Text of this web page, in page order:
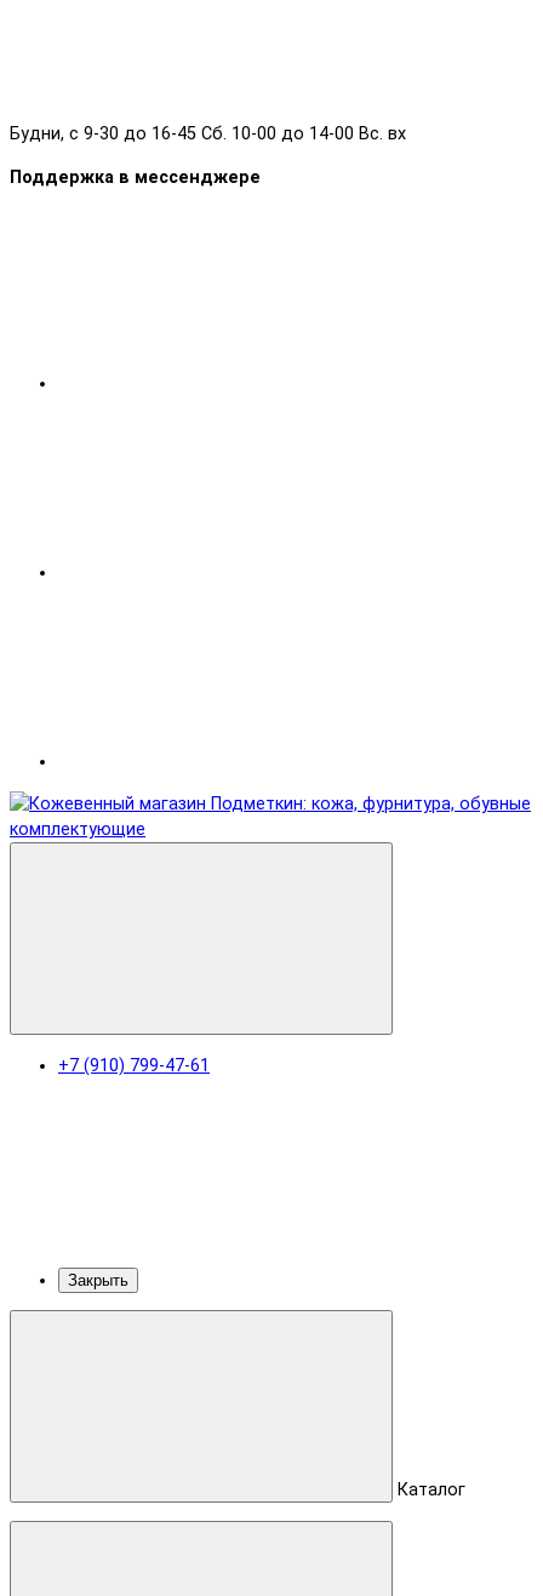
Будни, с 9-30 до 16-45 Сб. 10-00 до 14-00 Вс. вх
Поддержка в мессенджере
+7 (910) 799-47-61
Закрыть
Каталог